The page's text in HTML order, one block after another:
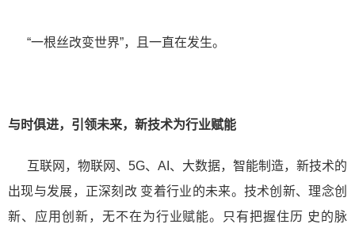
“一根丝改变世界”，且一直在发生。
与时俱进，引领未来，新技术为行业赋能
互联网，物联网、5G、AI、大数据，智能制造，新技术的
出现与发展，正深刻改 变着行业的未来。技术创新、理念创
新、应用创新，无不在为行业赋能。只有把握住历 史的脉